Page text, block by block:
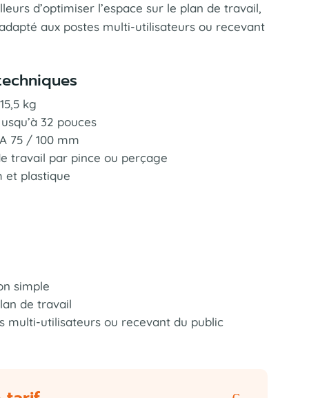
d’optimiser l’espace sur le plan de travail,
aux postes multi-utilisateurs ou recevant
kg
32 pouces
75 / 100 mm
travail par pince ou perçage
et plastique
simple
de travail
multi-utilisateurs ou recevant du public